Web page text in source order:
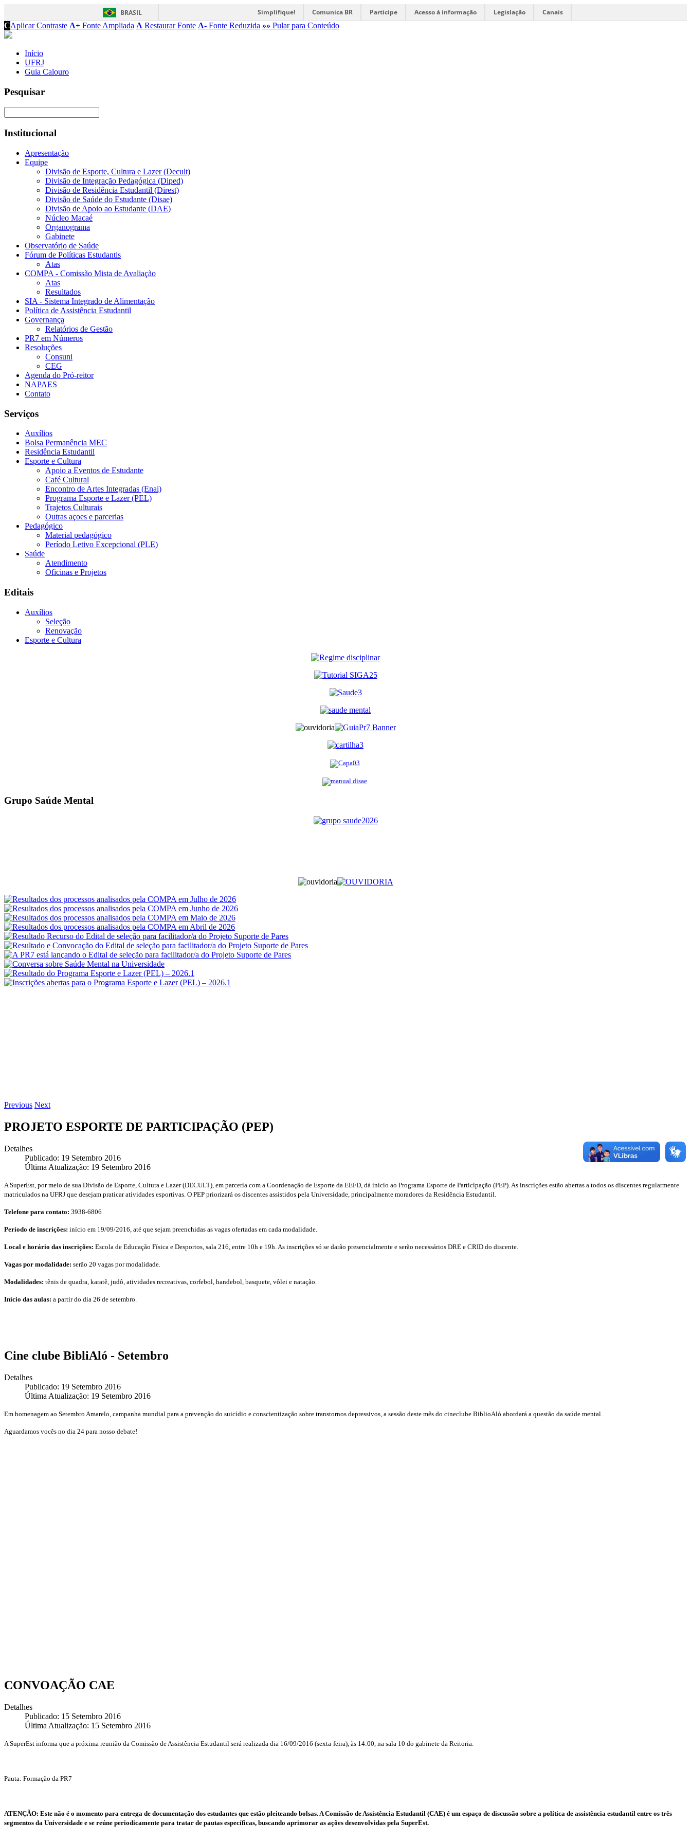
BRASIL Simplifique! Comunica BR Participe Acesso à informação Legislação
Canais
CAplicar Contraste A+ Fonte Ampliada A Restaurar Fonte A- Fonte Reduzida »» Pular para Conteúdo
Início
UFRJ
Guia Calouro
Pesquisar
Institucional
Apresentação
Equipe
Divisão de Esporte, Cultura e Lazer (Decult)
Divisão de Integração Pedagógica (Diped)
Divisão de Residência Estudantil (Direst)
Divisão de Saúde do Estudante (Disae)
Divisão de Apoio ao Estudante (DAE)
Núcleo Macaé
Organograma
Gabinete
Observatório de Saúde
Fórum de Políticas Estudantis
Atas
COMPA - Comissão Mista de Avaliação
Atas
Resultados
SIA - Sistema Integrado de Alimentação
Política de Assistência Estudantil
Governança
Relatórios de Gestão
PR7 em Números
Resoluções
Consuni
CEG
Agenda do Pró-reitor
NAPAES
Contato
Serviços
Auxílios
Bolsa Permanência MEC
Residência Estudantil
Esporte e Cultura
Apoio a Eventos de Estudante
Café Cultural
Encontro de Artes Integradas (Enai)
Programa Esporte e Lazer (PEL)
Trajetos Culturais
Outras açoes e parcerias
Pedagógico
Material pedagógico
Período Letivo Excepcional (PLE)
Saúde
Atendimento
Oficinas e Projetos
Editais
Auxílios
Seleção
Renovação
Esporte e Cultura
Grupo Saúde Mental
Previous Next
PROJETO ESPORTE DE PARTICIPAÇÃO (PEP)
Detalhes
Publicado: 19 Setembro 2016
Última Atualização: 19 Setembro 2016
A SuperEst, por meio de sua Divisão de Esporte, Cultura e Lazer (DECULT), em parceria com a Coordenação de Esporte da EEFD, dá início ao Programa Esporte de Participação (PEP). As inscrições estão abertas a todos os discentes regularmente
matriculados na UFRJ que desejam praticar atividades esportivas. O PEP priorizará os discentes assistidos pela Universidade, principalmente moradores da Residência Estudantil.
Telefone para contato: 3938-6806
Período de inscrições: início em 19/09/2016, até que sejam preenchidas as vagas ofertadas em cada modalidade.
Local e horário das inscrições: Escola de Educação Física e Desportos, sala 216, entre 10h e 19h. As inscrições só se darão presencialmente e serão necessários DRE e CRID do discente.
Vagas por modalidade: serão 20 vagas por modalidade.
Modalidades: tênis de quadra, karatê, judô, atividades recreativas, corfebol, handebol, basquete, vôlei e natação.
Início das aulas: a partir do dia 26 de setembro.
Cine clube BibliAló - Setembro
Detalhes
Publicado: 19 Setembro 2016
Última Atualização: 19 Setembro 2016
Em homenagem ao Setembro Amarelo, campanha mundial para a prevenção do suicídio e conscientização sobre transtornos depressivos, a sessão deste mês do cineclube BiblioAló abordará a questão da saúde mental.
Aguardamos vocês no dia 24 para nosso debate!
CONVOAÇÃO CAE
Detalhes
Publicado: 15 Setembro 2016
Última Atualização: 15 Setembro 2016
A SuperEst informa que a próxima reunião da Comissão de Assistência Estudantil será realizada dia 16/09/2016 (sexta-feira), às 14:00, na sala 10 do gabinete da Reitoria.
Pauta: Formação da PR7
ATENÇÃO: Este não é o momento para entrega de documentação dos estudantes que estão pleiteando bolsas. A Comissão de Assistência Estudantil (CAE) é um espaço de discussão sobre a política de assistência estudantil entre os três
segmentos da Universidade e se reúne periodicamente para tratar de pautas específicas, buscando aprimorar as ações desenvolvidas pela SuperEst.